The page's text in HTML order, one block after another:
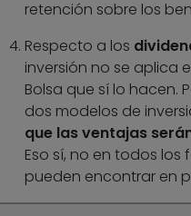
retención sobre los
Respecto a los
inversión no se aplica
Bolsa que sí lo hacen.
dos modelos de
que las ventajas
Eso sí, no en todos los
pueden encontrar en